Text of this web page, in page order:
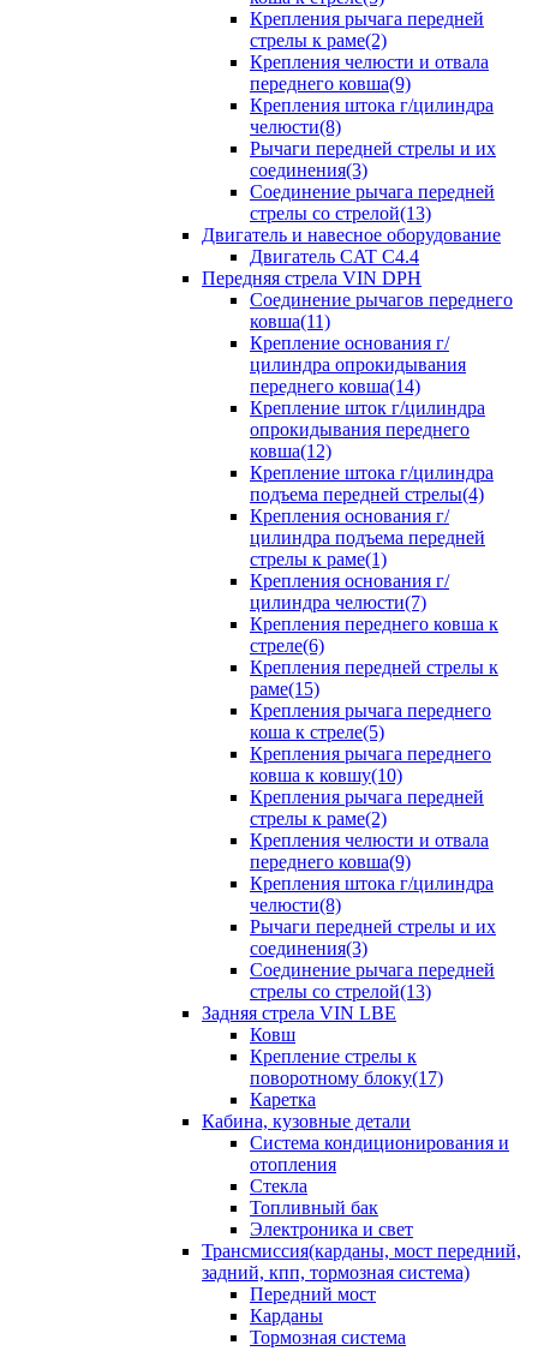
Крепления рычага передней
стрелы к раме(2)
Крепления челюсти и отвала
переднего ковша(9)
Крепления штока г/цилиндра
челюсти(8)
Рычаги передней стрелы и их
соединения(3)
Соединение рычага передней
стрелы со стрелой(13)
Двигатель и навесное оборудование
Двигатель CAT C4.4
Передняя стрела VIN DPH
Cоединение рычагов переднего
ковша(11)
Крепление основания г/
цилиндра опрокидывания
переднего ковша(14)
Крепление шток г/цилиндра
опрокидывания переднего
ковша(12)
Крепление штока г/цилиндра
подъема передней стрелы(4)
Крепления основания г/
цилиндра подъема передней
стрелы к раме(1)
Крепления основания г/
цилиндра челюсти(7)
Крепления переднего ковша к
стреле(6)
Крепления передней стрелы к
раме(15)
Крепления рычага переднего
коша к стреле(5)
Крепления рычага переднего
ковша к ковшу(10)
Крепления рычага передней
стрелы к раме(2)
Крепления челюсти и отвала
переднего ковша(9)
Крепления штока г/цилиндра
челюсти(8)
Рычаги передней стрелы и их
соединения(3)
Соединение рычага передней
стрелы со стрелой(13)
Задняя стрела VIN LBE
Ковш
Крепление стрелы к
поворотному блоку(17)
Каретка
Кабина, кузовные детали
Система кондиционирования и
отопления
Стекла
Топливный бак
Электроника и свет
Трансмиссия(карданы, мост передний,
задний, кпп, тормозная система)
Передний мост
Карданы
Тормозная система